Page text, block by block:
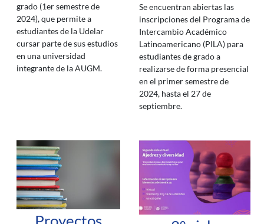
grado (1er semestre de
2024), que permite a
estudiantes de la Udelar
cursar parte de sus estudios
en una universidad
integrante de la AUGM.
Se encuentran abiertas las
inscripciones del Programa de
Intercambio Académico
Latinoamericano (PILA) para
estudiantes de grado a
realizarse de forma presencial
en el primer semestre de
2024, hasta el 27 de
septiembre.